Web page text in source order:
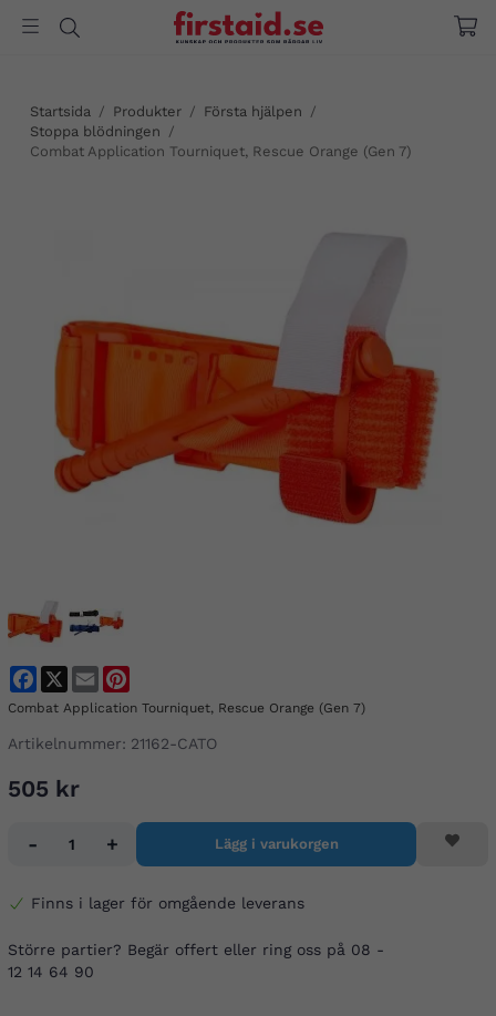
Startsida / Produkter / Första hjälpen /
Stoppa blödningen /
Combat Application Tourniquet, Rescue Orange (Gen 7)
FacebookEmail
Combat Application Tourniquet, Rescue Orange (Gen 7)
Artikelnummer: 21162-CATO
505 kr
- + Lägg i varukorgen
Finns i lager för omgående leverans
Större partier? Begär offert eller ring oss på 08 -
12 14 64 90